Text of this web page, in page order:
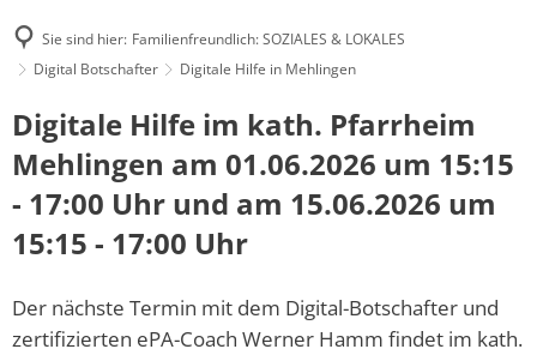
Sie sind hier: Familienfreundlich: SOZIALES & LOKALES
Digital Botschafter
Digitale Hilfe in Mehlingen
Digitale Hilfe im kath. Pfarrheim
Mehlingen am 01.06.2026 um 15:15
- 17:00 Uhr und am 15.06.2026 um
15:15 - 17:00 Uhr
Der nächste Termin mit dem Digital-Botschafter und
zertifizierten ePA-Coach Werner Hamm findet im kath.